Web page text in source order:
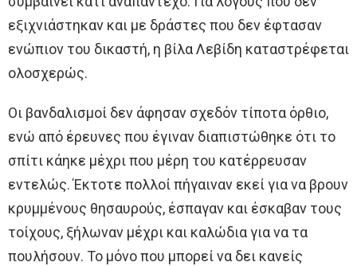
εξιχνιάστηκαν και με δράστες που δεν έφτασαν
ενώπιον του δικαστή, η βίλα Λεβίδη καταστρέφεται
ολοσχερώς.
Οι βανδαλισμοί δεν άφησαν σχεδόν τίποτα όρθιο,
ενώ από έρευνες που έγιναν διαπιστώθηκε ότι το
σπίτι κάηκε μέχρι που μέρη του κατέρρευσαν
εντελώς. Έκτοτε πολλοί πήγαιναν εκεί για να βρουν
κρυμμένους θησαυρούς, έσπαγαν και έσκαβαν τους
τοίχους, ξήλωναν μέχρι και καλώδια για να τα
πουλήσουν. Το μόνο που μπορεί να δει κανείς